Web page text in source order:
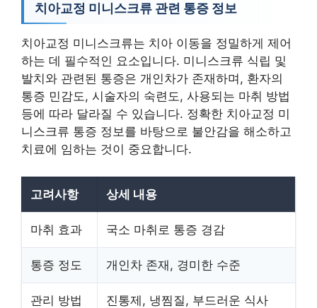
치아교정 미니스크류 관련 통증 정보
치아교정 미니스크류는 치아 이동을 정밀하게 제어
하는 데 필수적인 요소입니다. 미니스크류 식립 및
발치와 관련된 통증은 개인차가 존재하며, 환자의
통증 민감도, 시술자의 숙련도, 사용되는 마취 방법
등에 따라 달라질 수 있습니다. 정확한 치아교정 미
니스크류 통증 정보를 바탕으로 불안감을 해소하고
치료에 임하는 것이 중요합니다.
고려사항 상세 내용
마취 효과 국소 마취로 통증 경감
통증 정도 개인차 존재, 경미한 수준
관리 방법 진통제, 냉찜질, 부드러운 식사